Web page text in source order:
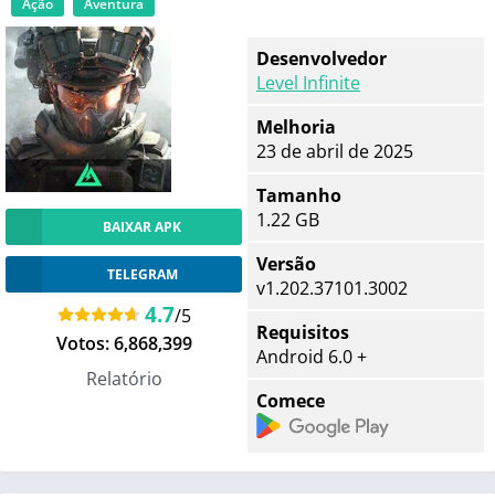
BAIXAR APK
TELEGRAM
4.7/5
Votos:6,868,399
Relatório
Desenvolvedor
Level Infinite
Melhoria
23 de abril de 2025
Tamanho
1.22 GB
Versão
v1.202.37101.3002
Requisitos
Android 6.0 +
Comece